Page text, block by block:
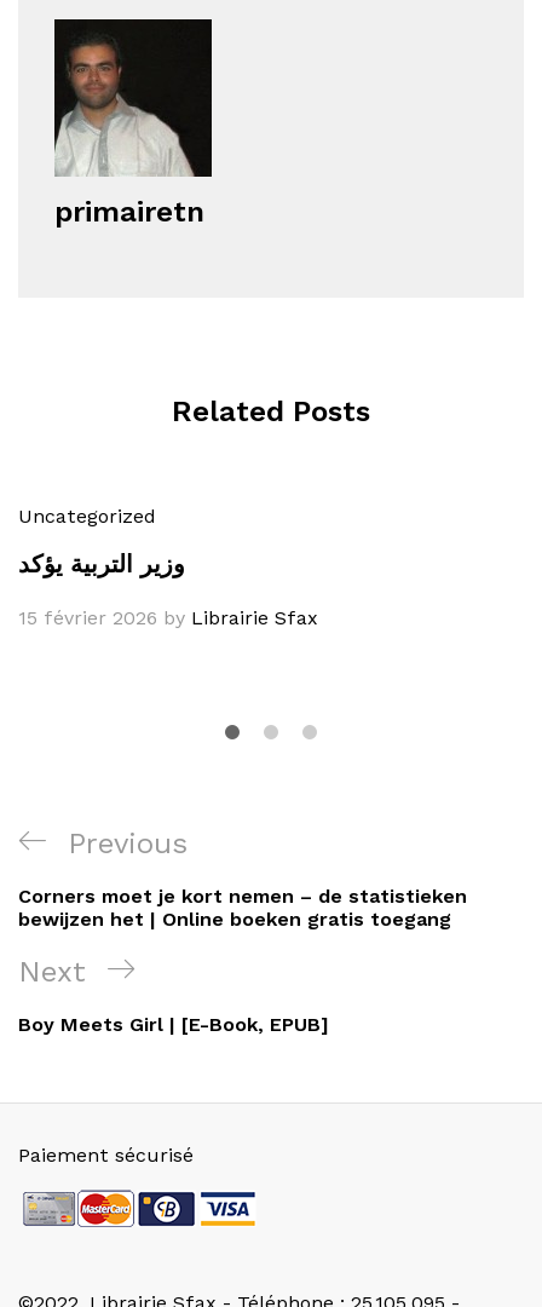
primairetn
Related Posts
Uncategorized
وزير التربية يؤكد
15 février 2026 by Librairie Sfax
Navigation
de
l’article
Previous
Post
Previous
Corners moet je kort nemen – de statistieken
bewijzen het | Online boeken gratis toegang
Next
Post
Next
Boy Meets Girl | [E-Book, EPUB]
Paiement sécurisé